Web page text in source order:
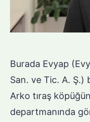
Burada Evyap
San. ve Tic. A. Ş.)
Arko tıraş
departmanında